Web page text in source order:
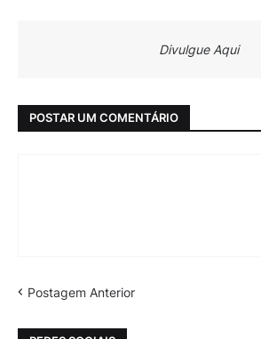
Divulgue Aqui
POSTAR UM COMENTÁRIO
Postagem Anterior